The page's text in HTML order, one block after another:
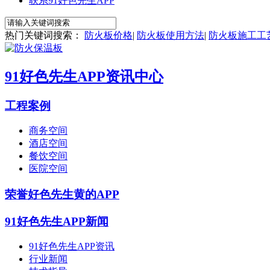
热门关键词搜索： 防火板价格| 防火板使用方法| 防火板施工工
91好色先生APP资讯中心
工程案例
商务空间
酒店空间
餐饮空间
医院空间
荣誉好色先生黄的APP
91好色先生APP新闻
91好色先生APP资讯
行业新闻